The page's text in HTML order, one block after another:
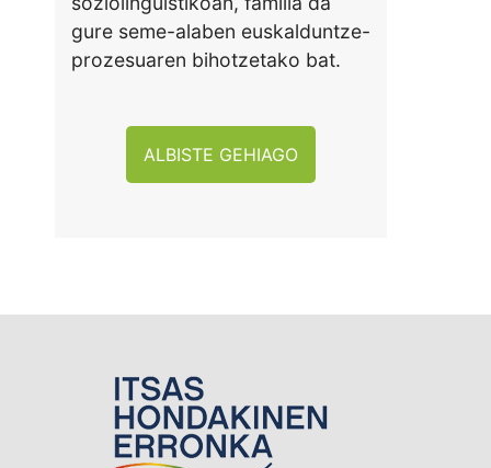
gure seme-alaben euskalduntze-
prozesuaren bihotzetako bat.
ALBISTE GEHIAGO